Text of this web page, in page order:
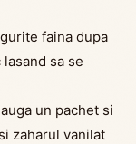
faina dupa
sa se
un pachet si
zaharul vanilat